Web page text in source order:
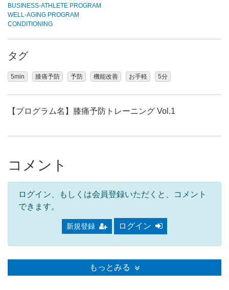
BUSINESS-ATHLETE PROGRAM
WELL-AGING PROGRAM
CONDITIONING
タグ
5min 膝痛予防 予防 機能改善 お手軽 5分
【プログラム名】膝痛予防トレーニング Vol.1
コメント
ログイン、もしくは会員登録いただくと、コメント
できます。
新規登録 ログイン
もっとみる